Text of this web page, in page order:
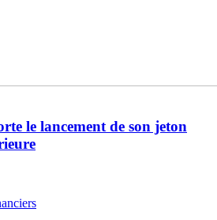
le lancement de son jeton